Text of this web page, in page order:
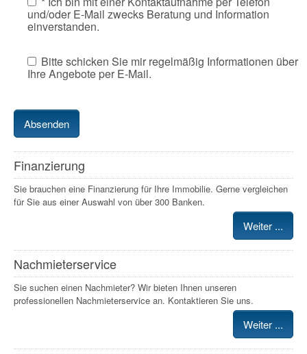
und/oder E-Mail zwecks Beratung und Information
einverstanden.
Bitte schicken Sie mir regelmäßig Informationen über
Ihre Angebote per E-Mail.
Finanzierung
Sie brauchen eine Finanzierung für Ihre Immobilie. Gerne vergleichen
für Sie aus einer Auswahl von über 300 Banken.
Weiter ...
Nachmieterservice
Sie suchen einen Nachmieter? Wir bieten Ihnen unseren
professionellen Nachmieterservice an. Kontaktieren Sie uns.
Weiter ...